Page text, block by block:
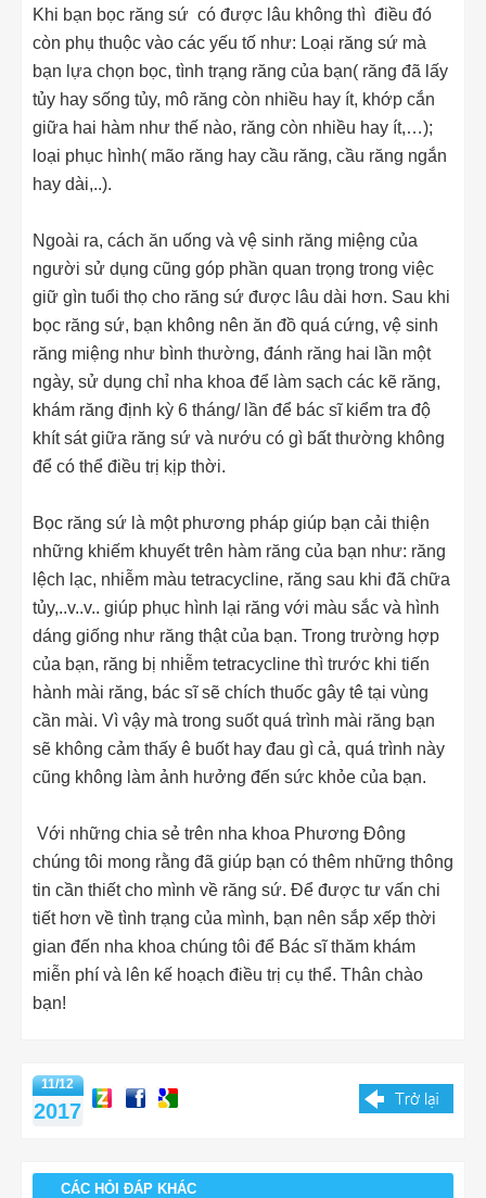
Khi bạn bọc răng sứ có được lâu không thì điều đó
còn phụ thuộc vào các yếu tố như: Loại răng sứ mà
bạn lựa chọn bọc, tình trạng răng của bạn( răng đã lấy
tủy hay sống tủy, mô răng còn nhiều hay ít, khớp cắn
giữa hai hàm như thế nào, răng còn nhiều hay ít,…);
loại phục hình( mão răng hay cầu răng, cầu răng ngắn
hay dài,..).
Ngoài ra, cách ăn uống và vệ sinh răng miệng của
người sử dụng cũng góp phần quan trọng trong việc
giữ gìn tuổi thọ cho răng sứ được lâu dài hơn. Sau khi
bọc răng sứ, bạn không nên ăn đồ quá cứng, vệ sinh
răng miệng như bình thường, đánh răng hai lần một
ngày, sử dụng chỉ nha khoa để làm sạch các kẽ răng,
khám răng định kỳ 6 tháng/ lần để bác sĩ kiểm tra độ
khít sát giữa răng sứ và nướu có gì bất thường không
để có thể điều trị kịp thời.
Bọc răng sứ là một phương pháp giúp bạn cải thiện
những khiếm khuyết trên hàm răng của bạn như: răng
lệch lạc, nhiễm màu tetracycline, răng sau khi đã chữa
tủy,..v..v.. giúp phục hình lại răng với màu sắc và hình
dáng giống như răng thật của bạn. Trong trường hợp
của bạn, răng bị nhiễm tetracycline thì trước khi tiến
hành mài răng, bác sĩ sẽ chích thuốc gây tê tại vùng
cần mài. Vì vậy mà trong suốt quá trình mài răng bạn
sẽ không cảm thấy ê buốt hay đau gì cả, quá trình này
cũng không làm ảnh hưởng đến sức khỏe của bạn.
Với những chia sẻ trên nha khoa Phương Đông
chúng tôi mong rằng đã giúp bạn có thêm những thông
tin cần thiết cho mình về răng sứ. Để được tư vấn chi
tiết hơn về tình trạng của mình, bạn nên sắp xếp thời
gian đến nha khoa chúng tôi để Bác sĩ thăm khám
miễn phí và lên kế hoạch điều trị cụ thể. Thân chào
bạn!
11/12
2017
CÁC HỎI ĐÁP KHÁC